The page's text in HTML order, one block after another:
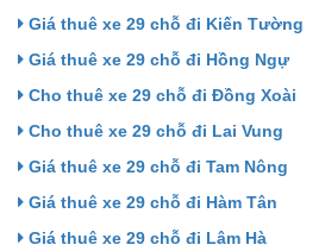
Giá thuê xe 29 chỗ đi Kiến Tường
Giá thuê xe 29 chỗ đi Hồng Ngự
Cho thuê xe 29 chỗ đi Đồng Xoài
Cho thuê xe 29 chỗ đi Lai Vung
Giá thuê xe 29 chỗ đi Tam Nông
Giá thuê xe 29 chỗ đi Hàm Tân
Giá thuê xe 29 chỗ đi Lâm Hà